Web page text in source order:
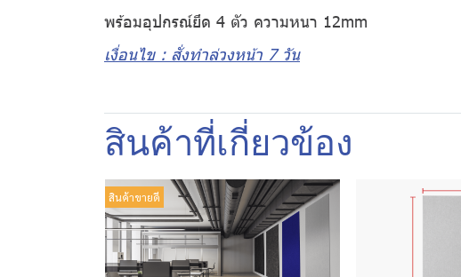
พร้อมอุปกรณ์ยึด 4 ตัว ความหนา 12mm
เงื่อนไข : สั่งทำล่วงหน้า 7 วัน
สินค้าที่เกี่ยวข้อง
สินค้าขายดี